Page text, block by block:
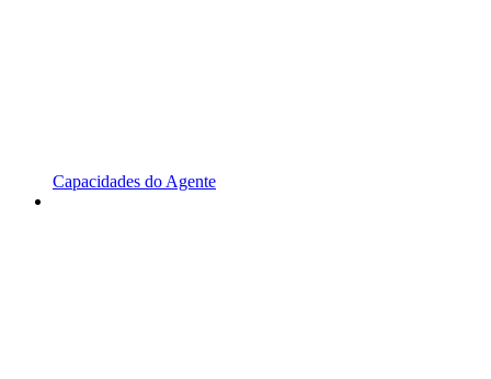
Capacidades do Agente